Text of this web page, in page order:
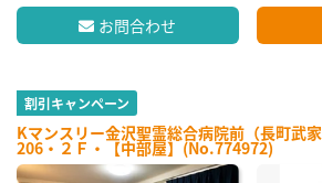
お問合わせ
割引キャンペーン
Kマンスリー金沢聖霊総合病院前（長町武家
206・２Ｆ・【中部屋】(No.774972)